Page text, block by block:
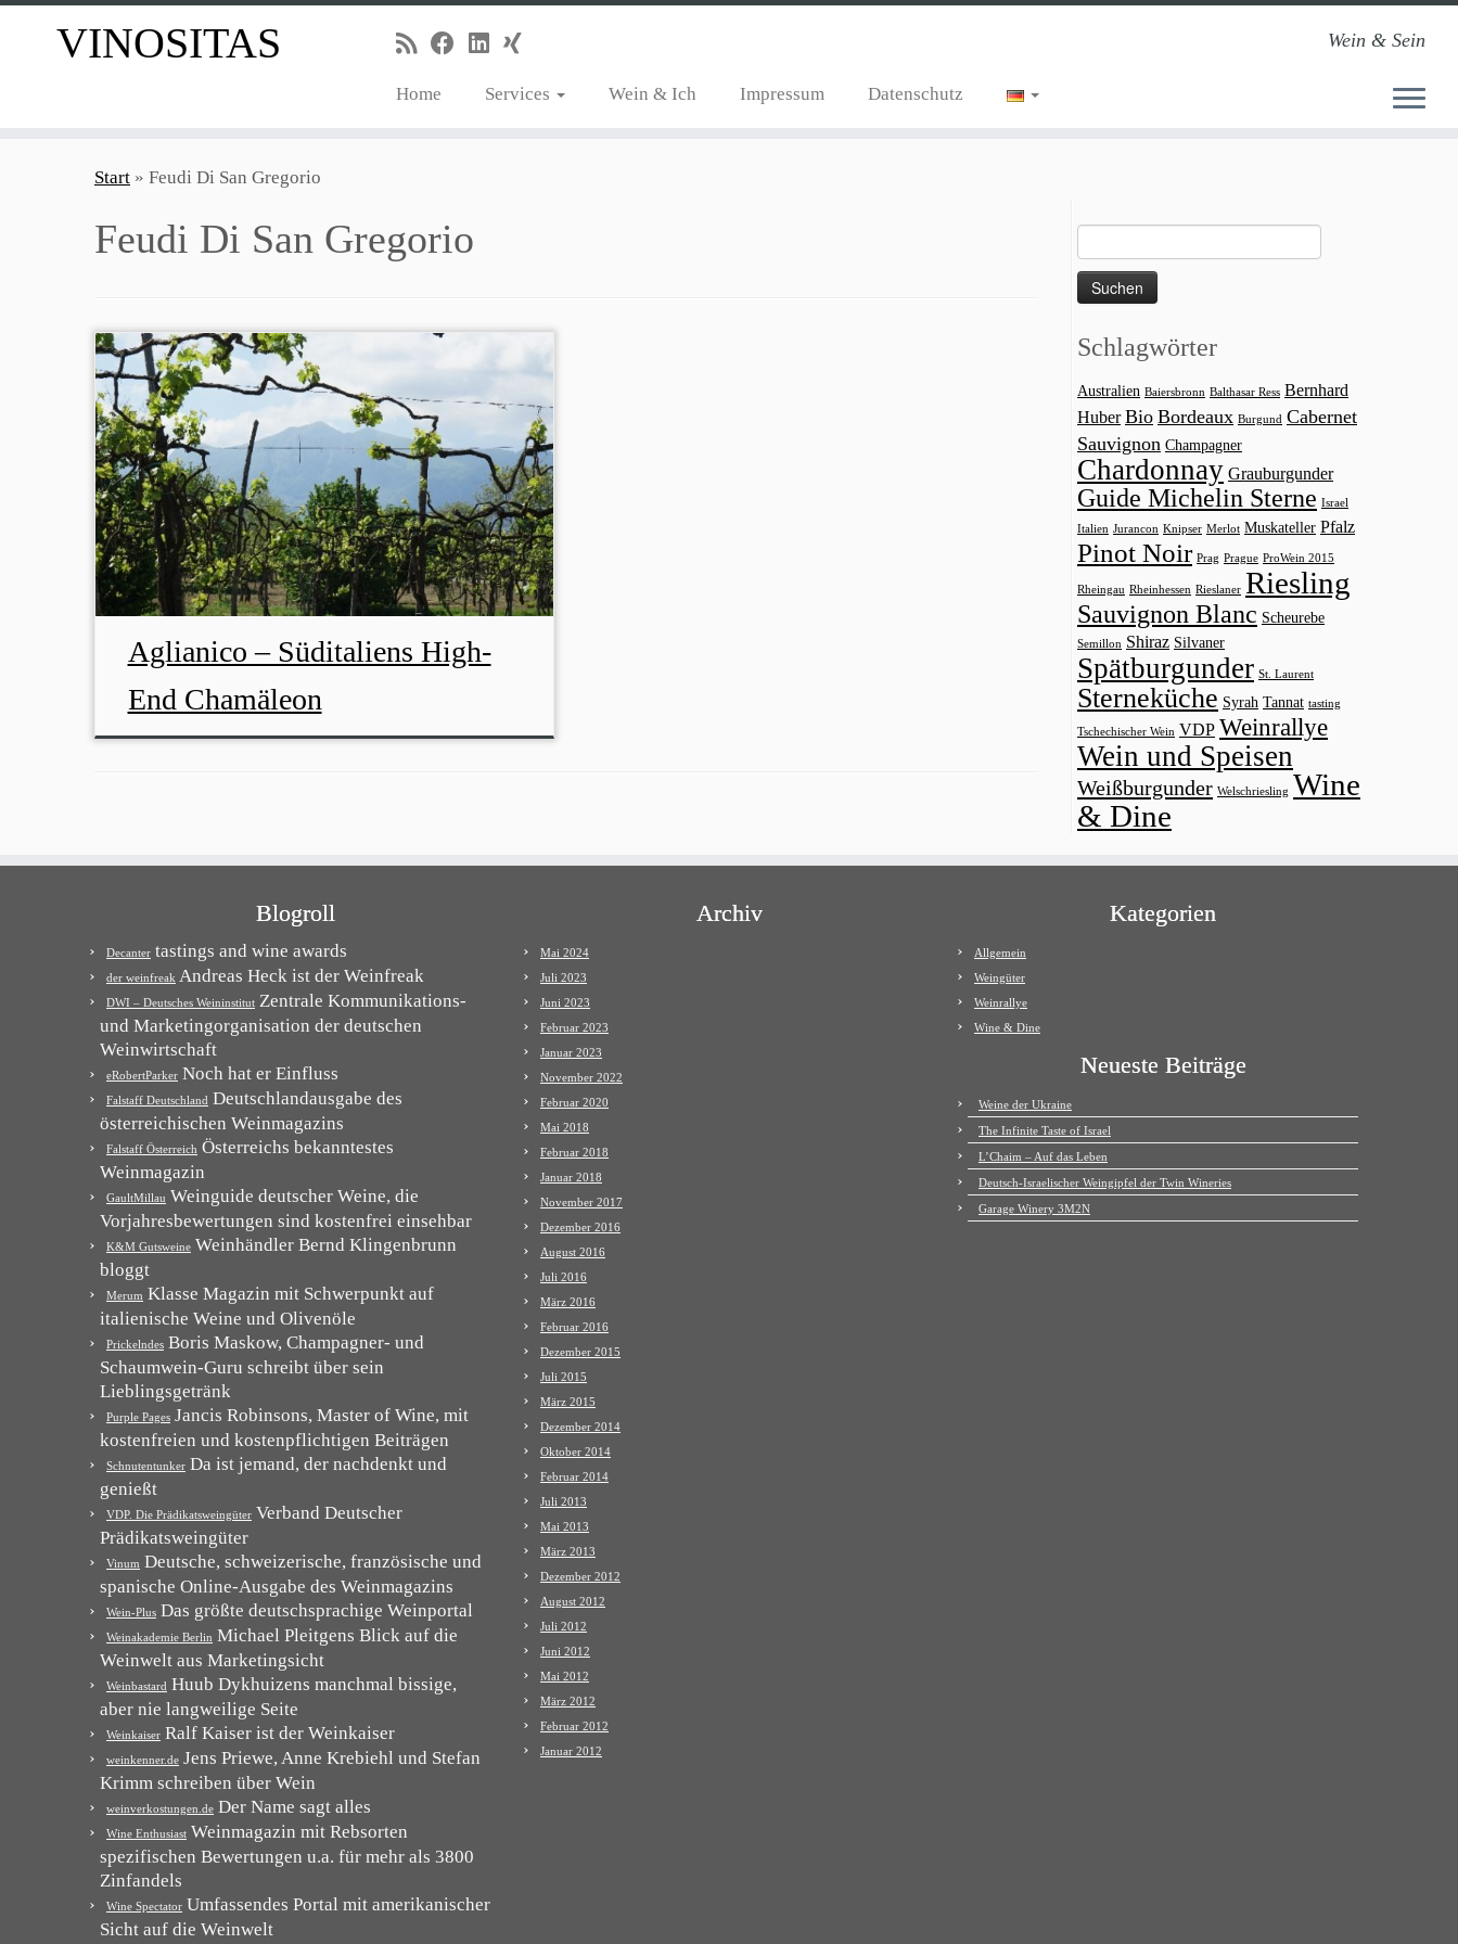
VINOSITAS Wein & Sein
Home Services Wein & Ich Impressum Datenschutz
Start » Feudi Di San Gregorio
Feudi Di San Gregorio
Aglianico – Süditaliens High-
End Chamäleon
nach:
Schlagwörter
Australien Baiersbronn Balthasar Ress Bernhard
Huber Bio Bordeaux Burgund Cabernet
Sauvignon Champagner
Chardonnay Grauburgunder
Guide Michelin Sterne Israel
Italien Jurancon Knipser Merlot Muskateller Pfalz
Pinot Noir Prag Prague ProWein 2015
Rheingau Rheinhessen Rieslaner Riesling
Sauvignon Blanc Scheurebe
Semillon Shiraz Silvaner
Spätburgunder St. Laurent
Sterneküche Syrah Tannat tasting
Tschechischer Wein VDP Weinrallye
Wein und Speisen
Weißburgunder Welschriesling Wine
& Dine
Blogroll
Decanter tastings and wine awards
der weinfreak Andreas Heck ist der Weinfreak
DWI – Deutsches Weininstitut Zentrale Kommunikations-
und Marketingorganisation der deutschen
Weinwirtschaft
eRobertParker Noch hat er Einfluss
Falstaff Deutschland Deutschlandausgabe des
österreichischen Weinmagazins
Falstaff Österreich Österreichs bekanntestes
Weinmagazin
GaultMillau Weinguide deutscher Weine, die
Vorjahresbewertungen sind kostenfrei einsehbar
K&M Gutsweine Weinhändler Bernd Klingenbrunn
bloggt
Merum Klasse Magazin mit Schwerpunkt auf
italienische Weine und Olivenöle
Prickelndes Boris Maskow, Champagner- und
Schaumwein-Guru schreibt über sein
Lieblingsgetränk
Purple Pages Jancis Robinsons, Master of Wine, mit
kostenfreien und kostenpflichtigen Beiträgen
Schnutentunker Da ist jemand, der nachdenkt und
genießt
VDP. Die Prädikatsweingüter Verband Deutscher
Prädikatsweingüter
Vinum Deutsche, schweizerische, französische und
spanische Online-Ausgabe des Weinmagazins
Wein-Plus Das größte deutschsprachige Weinportal
Weinakademie Berlin Michael Pleitgens Blick auf die
Weinwelt aus Marketingsicht
Weinbastard Huub Dykhuizens manchmal bissige,
aber nie langweilige Seite
Weinkaiser Ralf Kaiser ist der Weinkaiser
weinkenner.de Jens Priewe, Anne Krebiehl und Stefan
Krimm schreiben über Wein
weinverkostungen.de Der Name sagt alles
Wine Enthusiast Weinmagazin mit Rebsorten
spezifischen Bewertungen u.a. für mehr als 3800
Zinfandels
Wine Spectator Umfassendes Portal mit amerikanischer
Sicht auf die Weinwelt
Archiv
Mai 2024
Juli 2023
Juni 2023
Februar 2023
Januar 2023
November 2022
Februar 2020
Mai 2018
Februar 2018
Januar 2018
November 2017
Dezember 2016
August 2016
Juli 2016
März 2016
Februar 2016
Dezember 2015
Juli 2015
März 2015
Dezember 2014
Oktober 2014
Februar 2014
Juli 2013
Mai 2013
März 2013
Dezember 2012
August 2012
Juli 2012
Juni 2012
Mai 2012
März 2012
Februar 2012
Januar 2012
Kategorien
Allgemein
Weingüter
Weinrallye
Wine & Dine
Neueste Beiträge
Weine der Ukraine
The Infinite Taste of Israel
L’Chaim – Auf das Leben
Deutsch-Israelischer Weingipfel der Twin Wineries
Garage Winery 3M2N